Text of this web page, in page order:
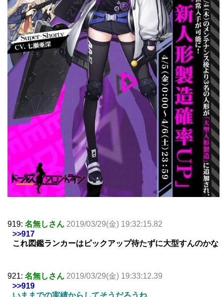
919: 名無しさん 2019/03/29(金) 19:32:15.82
>>917
これ図鑑ランカーはピックアップ待たずに大型すんのかな
921: 名無しさん 2019/03/29(金) 19:33:12.39
>>919